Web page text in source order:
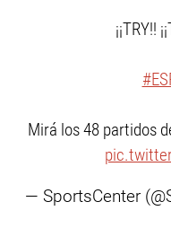
¡¡TRY!!
Mirá los 48 partidos
— SportsCenter